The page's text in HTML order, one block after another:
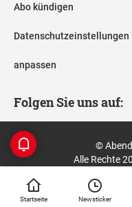
Startseite Newsticker
Abo kündigen
Datenschutzeinstellungen
anpassen
Folgen Sie uns auf:
©
Alle Rechte